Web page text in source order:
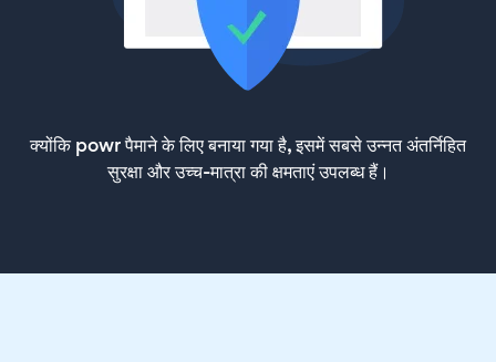
क्योंकि powr पैमाने के लिए बनाया गया है, इसमें सबसे उन्नत अंतर्निहित
सुरक्षा और उच्च-मात्रा की क्षमताएं उपलब्ध हैं।